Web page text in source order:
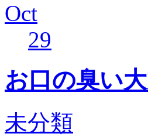
Oct
29
お口の臭い
未分類